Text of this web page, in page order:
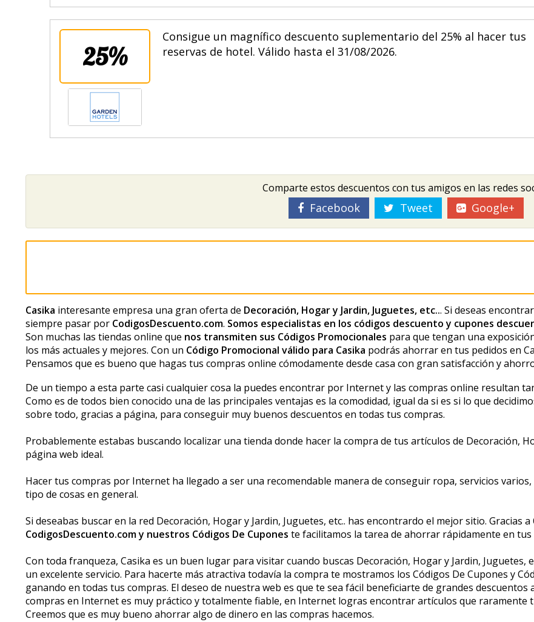
25%
Consigue un magnífico descuento suplementario del 25% al hacer tus
reservas de hotel. Válido hasta el 31/08/2026.
Comparte estos descuentos con tus amigos en las redes
Facebook Tweet Google+
Casika interesante empresa una gran oferta de Decoración, Hogar y Jardin, Juguetes, etc... Si deseas
siempre pasar por CodigosDescuento.com. Somos especialistas en los códigos descuento y cupones
Son muchas las tiendas online que nos transmiten sus Códigos Promocionales para que tengan una
los más actuales y mejores. Con un Código Promocional válido para Casika podrás ahorrar en tus pedidos en
Pensamos que es bueno que hagas tus compras online cómodamente desde casa con gran satisfacción y
De un tiempo a esta parte casi cualquier cosa la puedes encontrar por Internet y las compras online resultan
Como es de todos bien conocido una de las principales ventajas es la comodidad, igual da si es si lo que
sobre todo, gracias a página, para conseguir muy buenos descuentos en todas tus compras.
Probablemente estabas buscando localizar una tienda donde hacer la compra de tus artículos de Decoración,
página web ideal.
Hacer tus compras por Internet ha llegado a ser una recomendable manera de conseguir ropa, servicios
tipo de cosas en general.
Si deseabas buscar en la red Decoración, Hogar y Jardin, Juguetes, etc.. has encontrardo el mejor sitio. Gracias
CodigosDescuento.com y nuestros Códigos De Cupones te facilitamos la tarea de ahorrar rápidamente en tus
Con toda franqueza, Casika es un buen lugar para visitar cuando buscas Decoración, Hogar y Jardin,
un excelente servicio. Para hacerte más atractiva todavía la compra te mostramos los Códigos De Cupones y
ganando en todas tus compras. El deseo de nuestra web es que te sea fácil beneficiarte de grandes
compras en Internet es muy práctico y totalmente fiable, en Internet logras encontrar artículos que raramente
Creemos que es muy bueno ahorrar algo de dinero en las compras hacemos.